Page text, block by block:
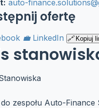
auto-
ofertę
LinkedIn Kopiuj
do zespołu Auto-